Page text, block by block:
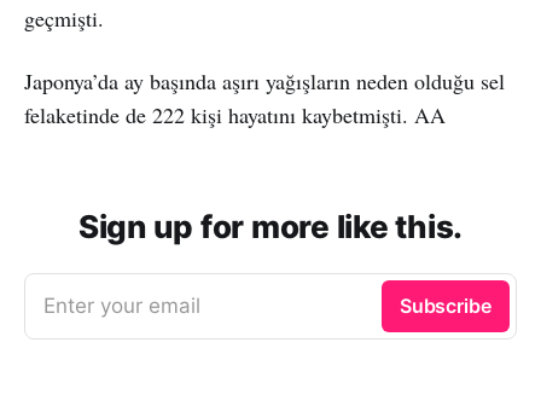
geçmişti.
Japonya’da ay başında aşırı yağışların neden olduğu sel
felaketinde de 222 kişi hayatını kaybetmişti. AA
Sign up for more like this.
Enter your email Subscribe